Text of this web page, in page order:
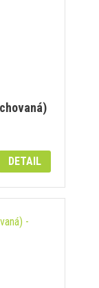
DETAIL